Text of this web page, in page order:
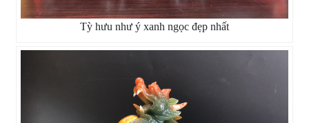
Tỳ hưu như ý xanh ngọc đẹp nhất